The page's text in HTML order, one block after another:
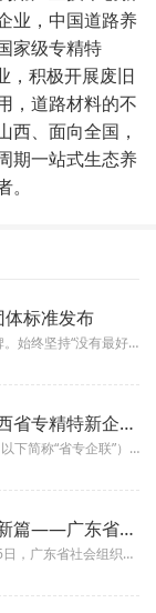
业，中国道路养
家级专精特
，积极开展废旧
，道路材料的不
西、面向全国，
期一站式生态养
。
标准发布
喜跃发集团聚焦交通产业，打造民族品牌。始终坚持“没有最好，只有更好”和“永远领先一步”的发展理念，持续创新。在产学研合作...
喜跃发集团董事长刘跃当选山西省专精特新企业联合会第二届理事会
1月16日，山西省专精特新企业联合会（以下简称“省专企联”）第二届会员大会在太原隆重召开。本次大会以“协同聚力 合创共赢...
粤晋交流促发展，合作共赢谱新篇——广东省社会组织总会考察团到
南岭春潮涌，三晋古韵扬。4月23日至26日，广东省社会组织总会党委书记、会长王长胜率26人考察团莅临山西交流考察。从南海...